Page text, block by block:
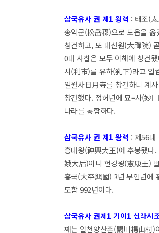
삼국유사 권 제1 왕력 : 태조(
송악군(松岳郡)으로 도읍을
창건하고, 또 대선원(大禪院)
0대 사찰은 모두 이해에 창건
시(利市)를 유하(乳下)라고 일
일월사日月寺를 창건하니 계
창건했다. 정해년에 묘=사(妙
나라를 통합하다.
삼국유사 권 제1 왕력 : 제56대
흥대왕(神興大王)에 추봉됐다
娥大后)이니 헌강왕(憲康王)
흥국(大平興國) 3년 무인년에
도합 992년이다.
삼국유사 권제1 기이1 신라
째는 알천양산촌(閼川楊山村)